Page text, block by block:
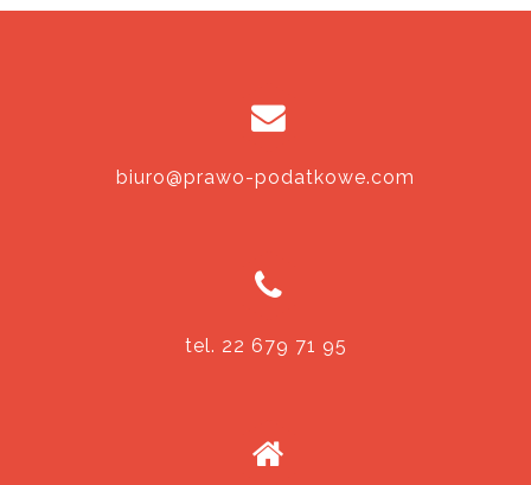
biuro@prawo-podatkowe.com
tel. 22 679 71 95